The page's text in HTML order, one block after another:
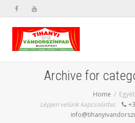
Archive for
Home
Lépjen velünk kapcsolatba: